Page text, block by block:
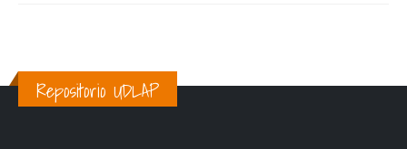
Repositorio UDLAP